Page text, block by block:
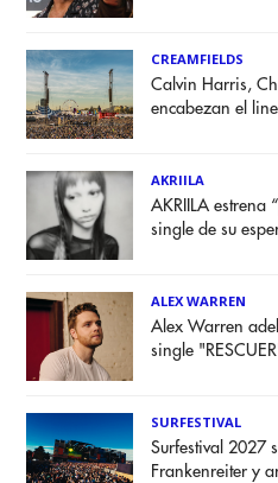
CREAMFIELDS
Calvin Harris,
encabezan el
AKRIILA
AKRIILA estrena
single de su
ALEX WARREN
Alex Warren
single
SURFESTIVAL
Surfestival 2027
Frankenreiter y